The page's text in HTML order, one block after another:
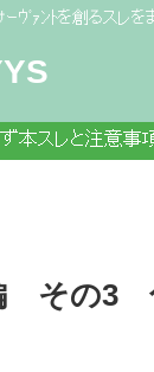
ﾞｧﾝﾄを創るスレを
スレと注意事項
その3